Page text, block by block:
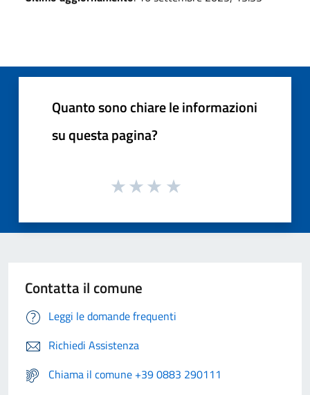
Quanto sono chiare le informazioni
su questa pagina?
Contatta il comune
Leggi le domande frequenti
Richiedi Assistenza
Chiama il comune +39 0883 290111